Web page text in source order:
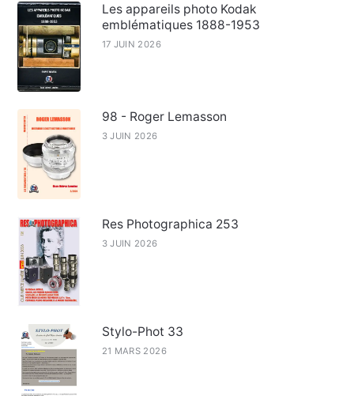
Les appareils photo Kodak
emblématiques 1888-1953
17 JUIN 2026
98 - Roger Lemasson
3 JUIN 2026
Res Photographica 253
3 JUIN 2026
Stylo-Phot 33
21 MARS 2026